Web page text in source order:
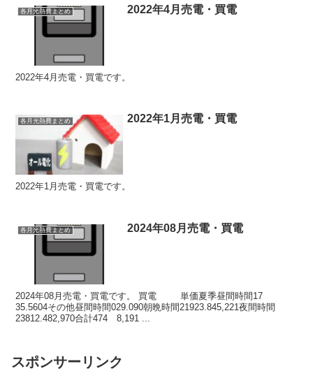
各月光熱費まとめ 2022年4月売電・買電
2022年4月売電・買電です。
各月光熱費まとめ 2022年1月売電・買電
2022年1月売電・買電です。
各月光熱費まとめ 2024年08月売電・買電
2024年08月売電・買電です。 買電 単価夏季昼間時間17
35.5604その他昼間時間029.090朝晩時間21923.845,221夜間時間
23812.482,970合計474 8,191 ...
スポンサーリンク